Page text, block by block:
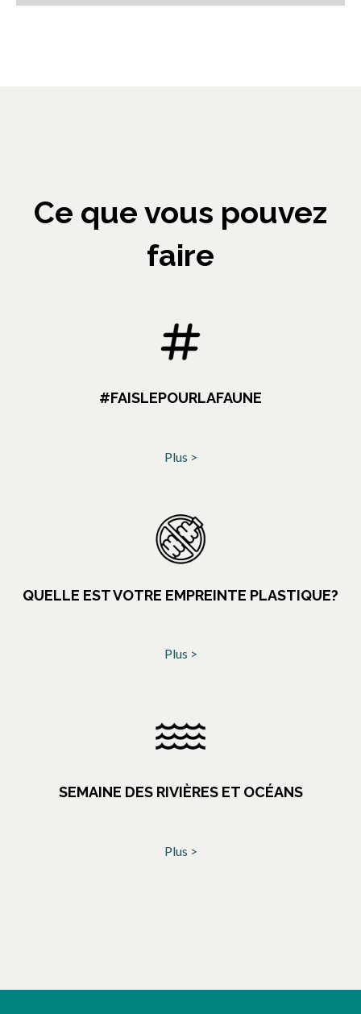
Ce que vous pouvez
faire
#FAISLEPOURLAFAUNE
Plus >
QUELLE EST VOTRE EMPREINTE PLASTIQUE?
Plus >
SEMAINE DES RIVIÈRES ET OCÉANS
Plus >